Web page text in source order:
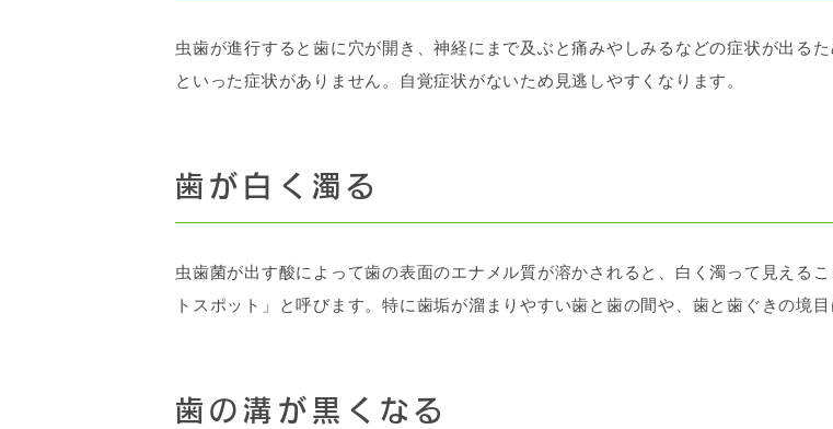
虫歯が進行すると歯に穴が開き、神経にまで及ぶと痛みやしみるなどの症状が出る
といった症状がありません。自覚症状がないため見逃しやすくなります。
歯が白く濁る
虫歯菌が出す酸によって歯の表面のエナメル質が溶かされると、白く濁って見える
トスポット」と呼びます。特に歯垢が溜まりやすい歯と歯の間や、歯と歯ぐきの境目
歯の溝が黒くなる